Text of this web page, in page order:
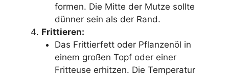
formen. Die Mitte der Mutze sollte
dünner sein als der Rand.
Frittieren:
Das Frittierfett oder Pflanzenöl in
einem großen Topf oder einer
Fritteuse erhitzen. Die Temperatur